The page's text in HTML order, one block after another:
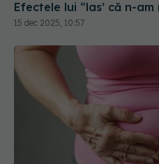
Efectele lui “las’ că n-
15 dec 2025, 10:57